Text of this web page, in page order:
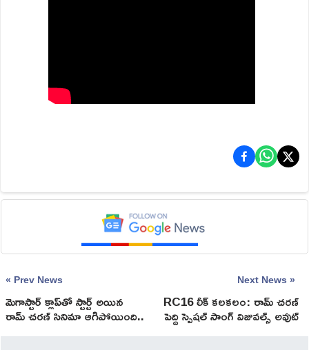
« Prev News
మెగాస్టార్ క్లాప్‌తో స్టార్ట్ అయిన
రామ్ చ‌ర‌ణ్ సినిమా ఆగిపోయింది..
Next News »
RC16 లీక్ కలకలం: రామ్ చరణ్
పెద్ది స్పెషల్ సాంగ్ విజువల్స్ అవుట్